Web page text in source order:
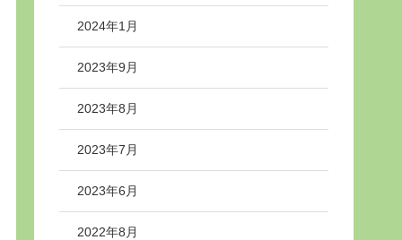
2024年1月
2023年9月
2023年8月
2023年7月
2023年6月
2022年8月